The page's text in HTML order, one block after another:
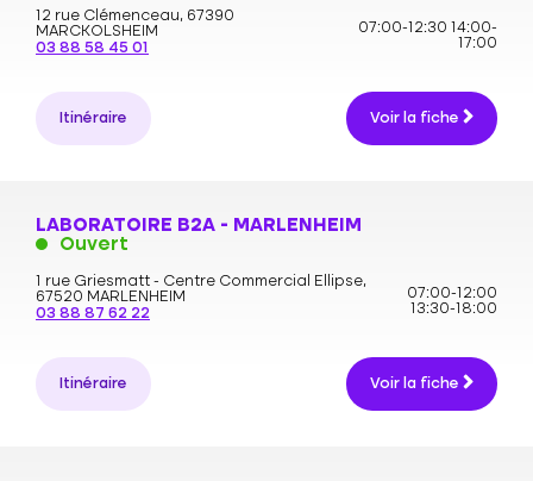
12 rue Clémenceau, 67390
MARCKOLSHEIM
03 88 58 45 01
07:00-12:30
14:00-
17:00
Itinéraire Voir la fiche
LABORATOIRE B2A - MARLENHEIM
Ouvert
1 rue Griesmatt - Centre Commercial Ellipse,
67520 MARLENHEIM
03 88 87 62 22
07:00-12:00
13:30-18:00
Itinéraire Voir la fiche